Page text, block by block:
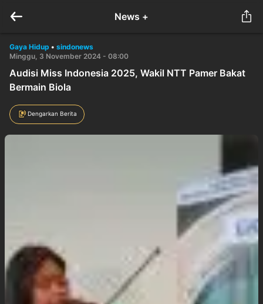
News +
Gaya Hidup • sindonews
Minggu, 3 November 2024 - 08:00
Audisi Miss Indonesia 2025, Wakil NTT Pamer Bakat
Bermain Biola
Dengarkan Berita